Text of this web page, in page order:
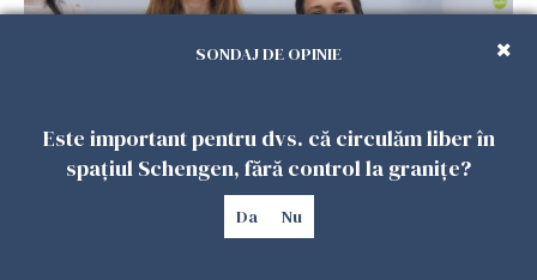
SONDAJ DE OPINIE
Este important pentru dvs. că circulăm liber în
spațiul Schengen, fără control la granițe?
Da Nu